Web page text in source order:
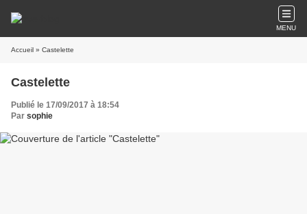
MENU
Accueil » Castelette
Castelette
Publié le 17/09/2017 à 18:54
Par sophie